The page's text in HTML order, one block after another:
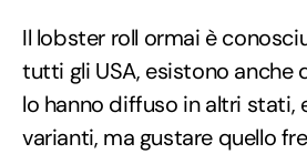
Il lobster roll ormai è
tutti gli USA, esistono anche
lo hanno diffuso in altri stati,
varianti, ma gustare quello